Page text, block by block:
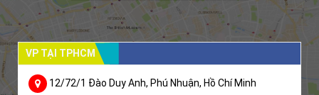
VP TẠI TPHCM
12/72/1 Đào Duy Anh, Phú Nhuận, Hồ Chí Minh